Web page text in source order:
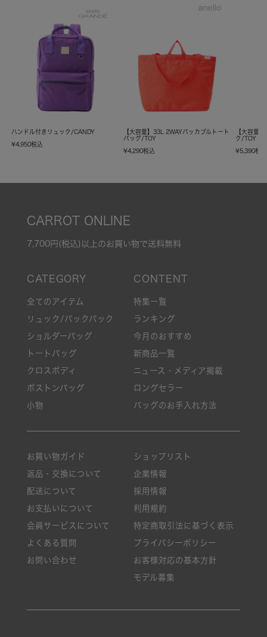
ハンドル付きリュック/CANDY
¥4,950税込
【大容量】33L 2WAYパッカブルトート
バッグ/TOY
¥4,290税込
【大容量
ク/TOY
¥5,390税込
CARROT ONLINE
7,700円(税込)以上のお買い物で送料無料
全てのアイテム
リュック/バックパック
ショルダーバッグ
トートバッグ
クロスボディ
ボストンバッグ
小物
特集一覧
ランキング
今月のおすすめ
新商品一覧
ニュース・メディア掲載
ロングセラー
バッグのお手入れ方法
お買い物ガイド
返品・交換について
配送について
お支払いについて
会員サービスについて
よくある質問
お問い合わせ
ショップリスト
企業情報
採用情報
利用規約
特定商取引法に基づく表示
プライバシーポリシー
お客様対応の基本方針
モデル募集